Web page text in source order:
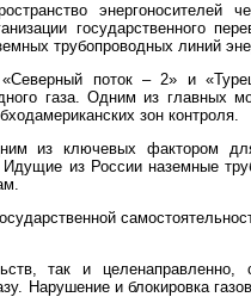
энергоносителей
государственного
трубопроводных линий
поток – 2» и
газа. Одним из главных
зон контроля.
из ключевых фактором
из России наземные
так и целенаправленно,
Нарушение и блокировка